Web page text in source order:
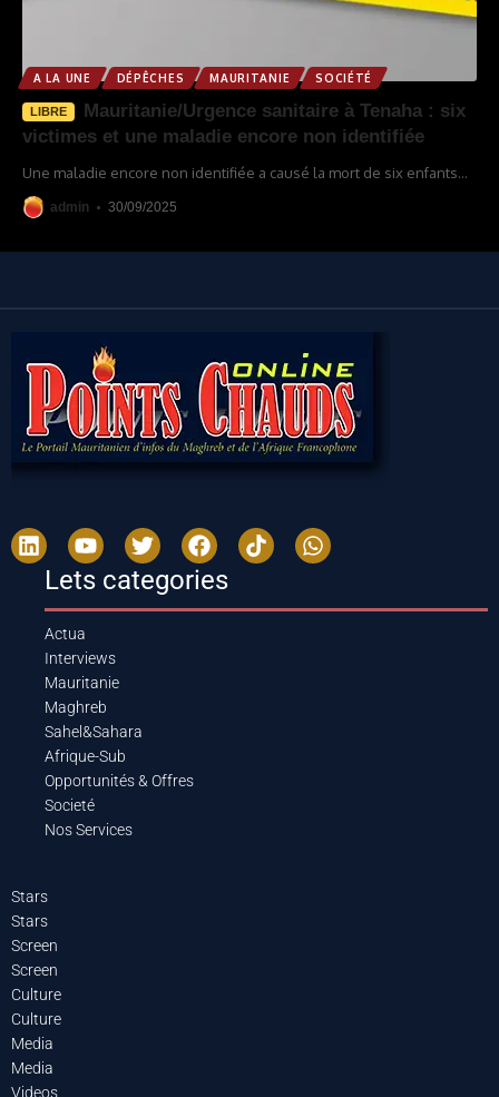
A LA UNE DÉPÊCHES MAURITANIE SOCIÉTÉ
LIBRE
Mauritanie/Urgence sanitaire à Tenaha : six
victimes et une maladie encore non identifiée
Une maladie encore non identifiée a causé la mort de six enfants…
admin 30/09/2025
Lets categories
Actua
Interviews
Mauritanie
Maghreb
Sahel&Sahara
Afrique-Sub
Opportunités & Offres
Societé
Nos Services
Stars
Stars
Screen
Screen
Culture
Culture
Media
Media
Videos